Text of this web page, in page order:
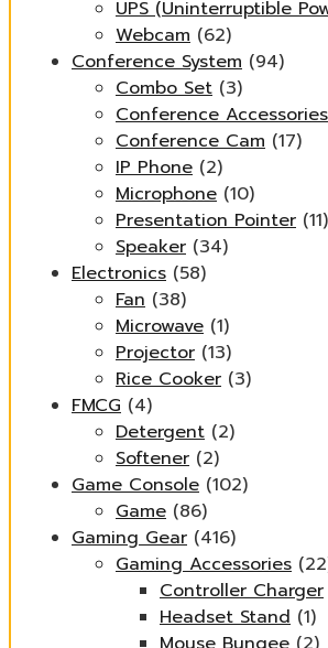
UPS (Uninterruptible
Webcam (62)
Conference System (94)
Combo Set (3)
Conference Accessories
Conference Cam (17)
IP Phone (2)
Microphone (10)
Presentation Pointer (11)
Speaker (34)
Electronics (58)
Fan (38)
Microwave (1)
Projector (13)
Rice Cooker (3)
FMCG (4)
Detergent (2)
Softener (2)
Game Console (102)
Game (86)
Gaming Gear (416)
Gaming Accessories
Controller Charger
Headset Stand (1)